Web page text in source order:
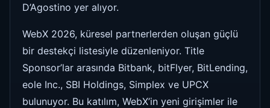
D’Agostino yer alıyor.
WebX 2026, küresel partnerlerden oluşan güçlü
bir destekçi listesiyle düzenleniyor. Title
Sponsor’lar arasında Bitbank, bitFlyer, BitLending,
eole Inc., SBI Holdings, Simplex ve UPCX
bulunuyor. Bu katılım, WebX’in yeni girişimler ile